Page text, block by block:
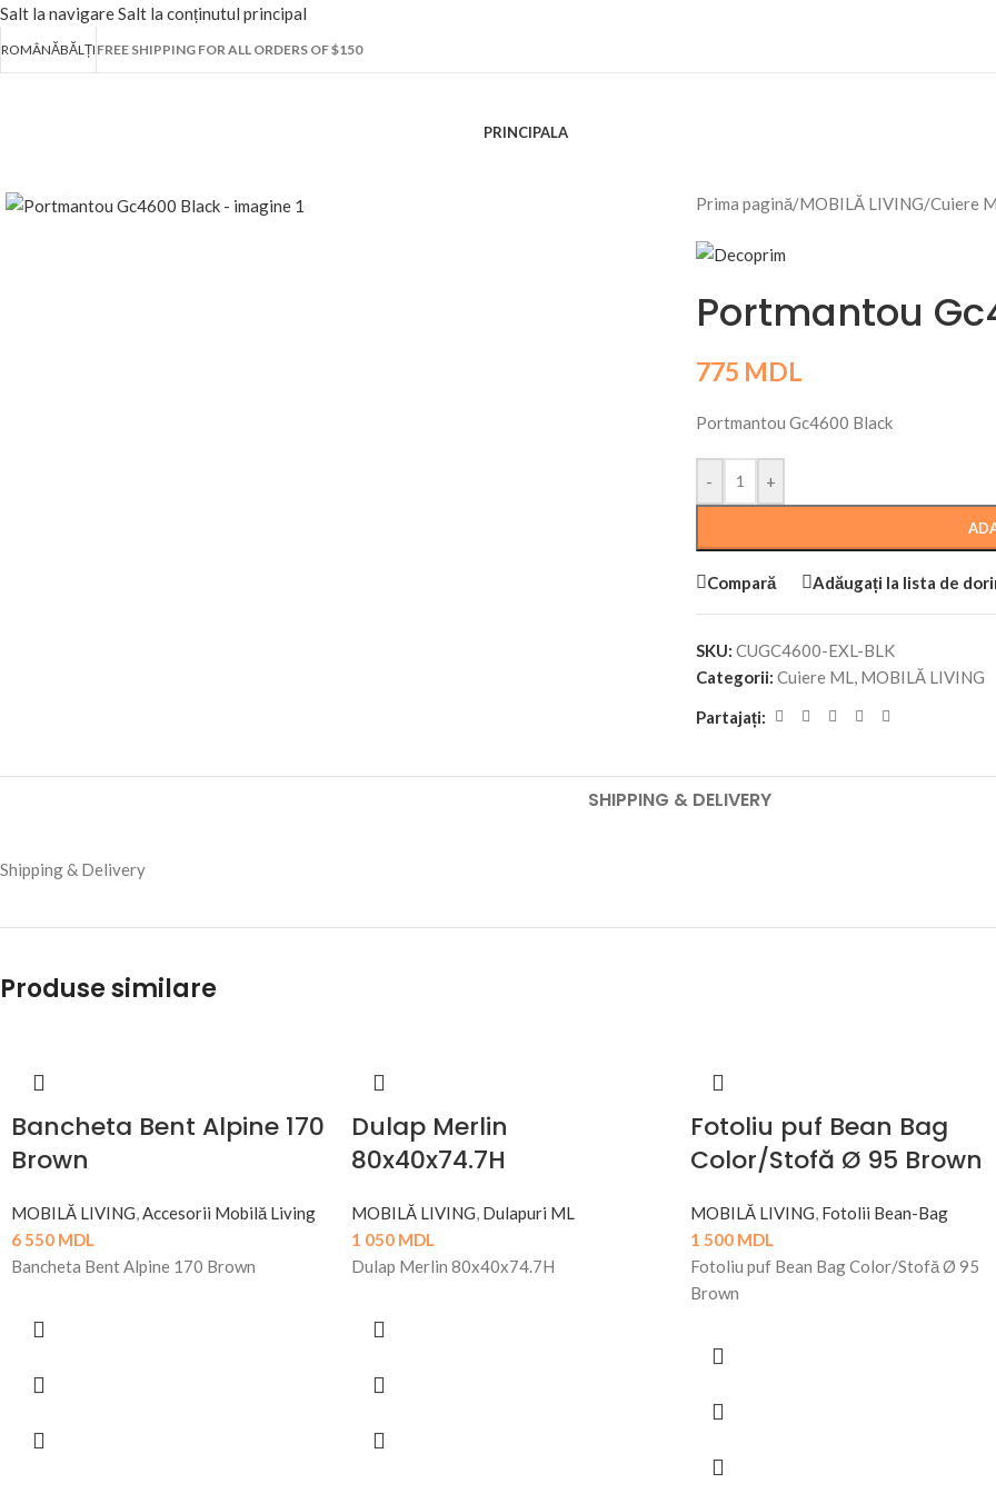
Salt la navigareSalt la conținutul principal
ROMÂNĂBĂLȚI FREE SHIPPING FOR ALL ORDERS OF $150
PRINCIPALA
Prima pagină/MOBILĂ LIVING/Cuiere
Portmantou
775 MDL
Portmantou Gc4600 Black
- +
Compară Adăugați la lista de
SKU: CUGC4600-EXL-BLK
Categorii: Cuiere ML, MOBILĂ LIVING
Partajați:
SHIPPING & DELIVERY
Shipping & Delivery
Produse similare
Bancheta Bent Alpine 170
Brown
MOBILĂ LIVING,Accesorii Mobilă Living
6 550 MDL
Bancheta Bent Alpine 170 Brown
Dulap Merlin
80x40x74.7H
MOBILĂ LIVING, Dulapuri ML
1 050 MDL
Dulap Merlin 80x40x74.7H
Fotoliu puf Bean Bag
Color/Stofă Ø 95 Brown
MOBILĂ LIVING, Fotolii Bean-Bag
1 500 MDL
Fotoliu puf Bean Bag Color/Stofă Ø 95
Brown